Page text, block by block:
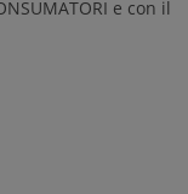
e con il